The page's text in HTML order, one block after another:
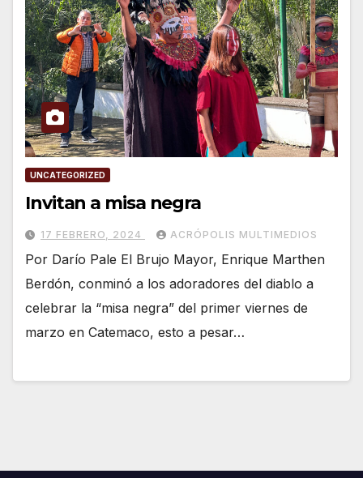
UNCATEGORIZED
Invitan a misa negra
17 FEBRERO, 2024 ACRÓPOLIS MULTIMEDIOS
Por Darío Pale El Brujo Mayor, Enrique Marthen
Berdón, conminó a los adoradores del diablo a
celebrar la “misa negra” del primer viernes de
marzo en Catemaco, esto a pesar…